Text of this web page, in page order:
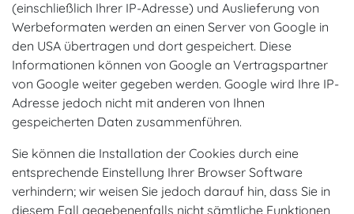
(einschließlich Ihrer IP-Adresse) und Auslieferung von
Werbeformaten werden an einen Server von Google in
den USA übertragen und dort gespeichert. Diese
Informationen können von Google an Vertragspartner
von Google weiter gegeben werden. Google wird Ihre IP-
Adresse jedoch nicht mit anderen von Ihnen
gespeicherten Daten zusammenführen.
Sie können die Installation der Cookies durch eine
entsprechende Einstellung Ihrer Browser Software
verhindern; wir weisen Sie jedoch darauf hin, dass Sie in
diesem Fall gegebenenfalls nicht sämtliche Funktionen